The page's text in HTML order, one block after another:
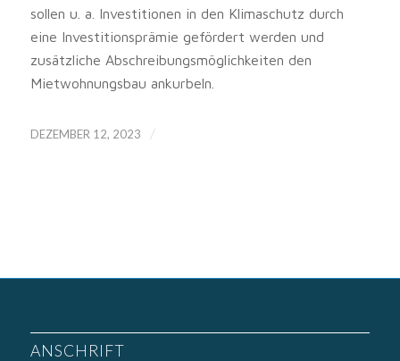
sollen u. a. Investitionen in den Klimaschutz durch
eine Investitionsprämie gefördert werden und
zusätzliche Abschreibungsmöglichkeiten den
Mietwohnungsbau ankurbeln.
DEZEMBER 12, 2023 /
ANSCHRIFT